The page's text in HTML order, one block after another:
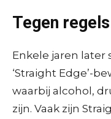
Tegen
Enkele jaren later
‘Straight Edge’-
waarbij alcohol,
zijn. Vaak zijn